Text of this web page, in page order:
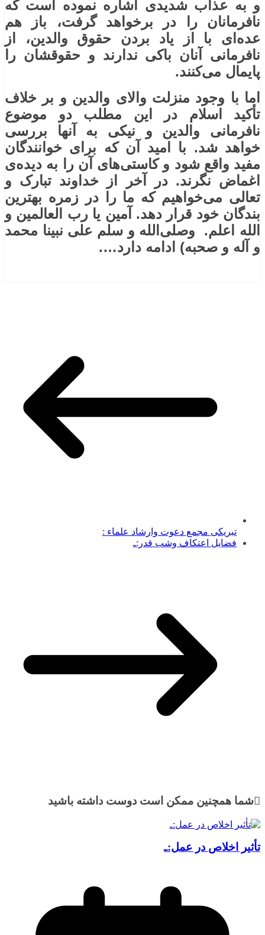
و به عذاب شدیدی اشاره نموده است که
نافرمانان را در برخواهد گرفت، باز هم
عده‌ای با از یاد بردن حقوق والدین، از
نافرمانی آنان باکی ندارند و حقوقشان را
پایمال می‌کنند.
اما با وجود منزلت والای والدین و بر خلاف
تأکید اسلام در این مطلب دو موضوع
نافرمانی والدین و نیکی به آنها بررسی
خواهد شد. با امید آن که برای خوانندگان
مفید واقع شود و کاستی‌های آن را به دیده‌ی
اغماض نگرند. در آخر از خداوند تبارک و
تعالی می‌خواهیم که ما را در زمره بهترین
بندگان خود قرار دهد. آمین یا رب العالمین و
الله اعلم. وصلی‌الله و سلم علی نبینا محمد
و آله و صحبه) ادامه دارد….
تبریکی مجمع دعوت وارشاد علماء :
فضایل اعتکاف وشب قدر:ـ
شما همچنین ممکن است دوست داشته باشید
تأثیر اخلاص در عمل:ـ